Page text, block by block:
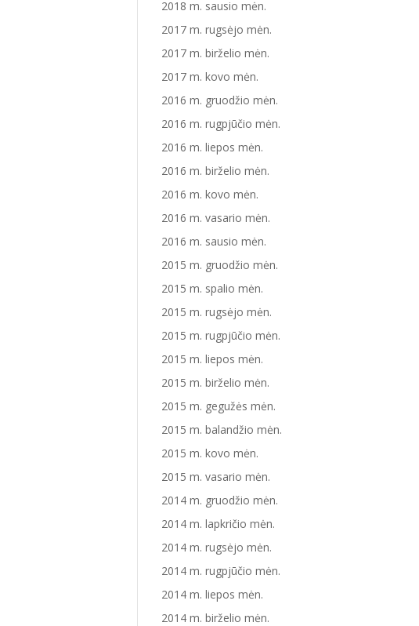
2018 m. sausio mėn.
2017 m. rugsėjo mėn.
2017 m. birželio mėn.
2017 m. kovo mėn.
2016 m. gruodžio mėn.
2016 m. rugpjūčio mėn.
2016 m. liepos mėn.
2016 m. birželio mėn.
2016 m. kovo mėn.
2016 m. vasario mėn.
2016 m. sausio mėn.
2015 m. gruodžio mėn.
2015 m. spalio mėn.
2015 m. rugsėjo mėn.
2015 m. rugpjūčio mėn.
2015 m. liepos mėn.
2015 m. birželio mėn.
2015 m. gegužės mėn.
2015 m. balandžio mėn.
2015 m. kovo mėn.
2015 m. vasario mėn.
2014 m. gruodžio mėn.
2014 m. lapkričio mėn.
2014 m. rugsėjo mėn.
2014 m. rugpjūčio mėn.
2014 m. liepos mėn.
2014 m. birželio mėn.